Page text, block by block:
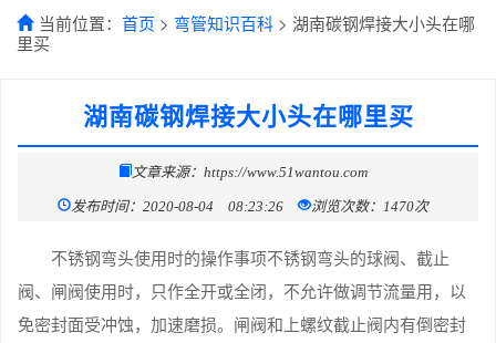
当前位置： 首页 > 弯管知识百科 > 湖南碳钢焊接大小头在哪
里买
湖南碳钢焊接大小头在哪里买
文章来源：https://www.51wantou.com
发布时间：2020-08-04 08:23:26 浏览次数：1470次
不锈钢弯头使用时的操作事项不锈钢弯头的球阀、截止
阀、闸阀使用时，只作全开或全闭，不允许做调节流量用，以
免密封面受冲蚀，加速磨损。闸阀和上螺纹截止阀内有倒密封